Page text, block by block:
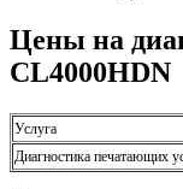
Цены на
CL4000HDN
Услуга
Диагностика печатающих